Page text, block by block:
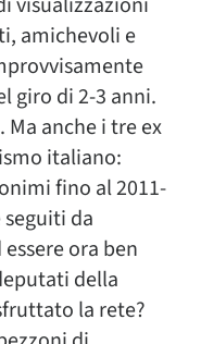
amichevoli e
giro di 2-3 anni.
anche i tre ex
italiano:
fino al 2011-
da
ora ben
della
la rete?